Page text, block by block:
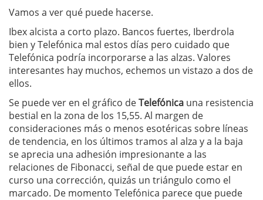
Vamos a ver qué puede hacerse.
Ibex alcista a corto plazo. Bancos fuertes, Iberdrola
bien y Telefónica mal estos días pero cuidado que
Telefónica podría incorporarse a las alzas. Valores
interesantes hay muchos, echemos un vistazo a dos de
ellos.
Se puede ver en el gráfico deTelefónica una resistencia
bestial en la zona de los 15,55. Al margen de
consideraciones más o menos esotéricas sobre líneas
de tendencia, en los últimos tramos al alza y a la baja
se aprecia una adhesión impresionante a las
relaciones de Fibonacci, señal de que puede estar en
curso una corrección, quizás un triángulo como el
marcado. De momento Telefónica parece que puede